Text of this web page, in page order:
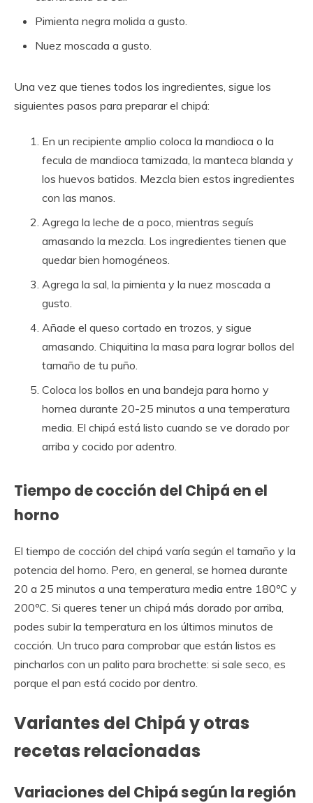
Pimienta negra molida a gusto.
Nuez moscada a gusto.
Una vez que tienes todos los ingredientes, sigue los
siguientes pasos para preparar el chipá:
En un recipiente amplio coloca la mandioca o la
fecula de mandioca tamizada, la manteca blanda y
los huevos batidos. Mezcla bien estos ingredientes
con las manos.
Agrega la leche de a poco, mientras seguís
amasando la mezcla. Los ingredientes tienen que
quedar bien homogéneos.
Agrega la sal, la pimienta y la nuez moscada a
gusto.
Añade el queso cortado en trozos, y sigue
amasando. Chiquitina la masa para lograr bollos del
tamaño de tu puño.
Coloca los bollos en una bandeja para horno y
hornea durante 20-25 minutos a una temperatura
media. El chipá está listo cuando se ve dorado por
arriba y cocido por adentro.
Tiempo de cocción del Chipá en el
horno
El tiempo de cocción del chipá varía según el tamaño y la
potencia del horno. Pero, en general, se hornea durante
20 a 25 minutos a una temperatura media entre 180ºC y
200ºC. Si queres tener un chipá más dorado por arriba,
podes subir la temperatura en los últimos minutos de
cocción. Un truco para comprobar que están listos es
pincharlos con un palito para brochette: si sale seco, es
porque el pan está cocido por dentro.
Variantes del Chipá y otras
recetas relacionadas
Variaciones del Chipá según la región